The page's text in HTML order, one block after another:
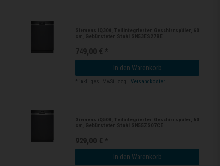
Siemens iQ300, Teilintegrierter Geschirrspüler, 60
cm, Gebürsteter Stahl SN53ES27BE
749,00 € *
In den Warenkorb
* inkl. ges. MwSt. zzgl.Versandkosten
Siemens iQ500, Teilintegrierter Geschirrspüler, 60
cm, Gebürsteter Stahl SN55ZS07CE
929,00 € *
In den Warenkorb